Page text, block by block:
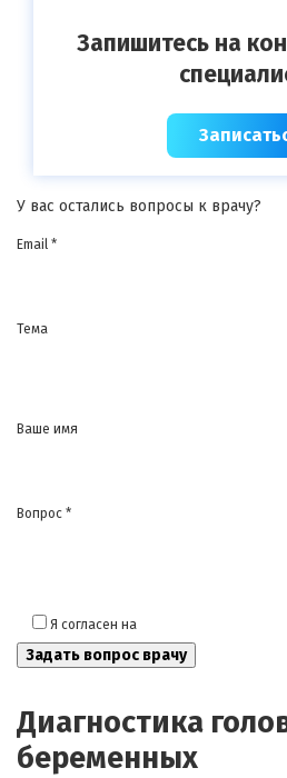
Запишитесь на
У вас остались вопросы к врачу?
Email *
Тема
Ваше имя
Вопрос *
Я согласен на
Диагностика
беременных